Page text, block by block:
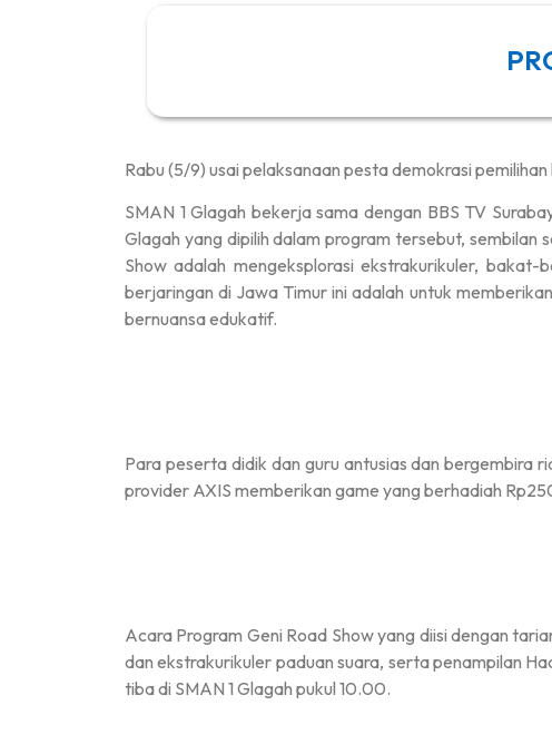
Rabu (5/9) usai pelaksanaan pesta demokrasi
SMAN 1 Glagah bekerja sama dengan BBS TV
Glagah yang dipilih dalam program tersebut, sembilan
Show adalah mengeksplorasi ekstrakurikuler,
berjaringan di Jawa Timur ini adalah untuk
bernuansa edukatif.
Para peserta didik dan guru antusias dan bergembira
provider AXIS memberikan game yang berhadiah
Acara Program Geni Road Show yang diisi dengan
dan ekstrakurikuler paduan suara, serta penampilan
tiba di SMAN 1 Glagah pukul 10.00.